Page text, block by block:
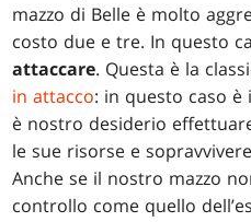
mazzo di Belle è molto
costo due e tre. In questo
attaccare. Questa è la
in attacco: in questo caso
è nostro desiderio
le sue risorse e
Anche se il nostro mazzo
controllo come quello